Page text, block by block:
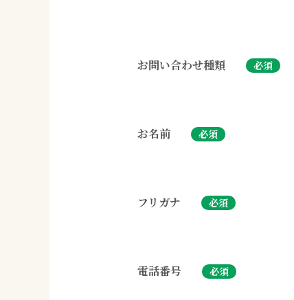
お問い合わせ種類 必須
お名前 必須
フリガナ 必須
電話番号 必須